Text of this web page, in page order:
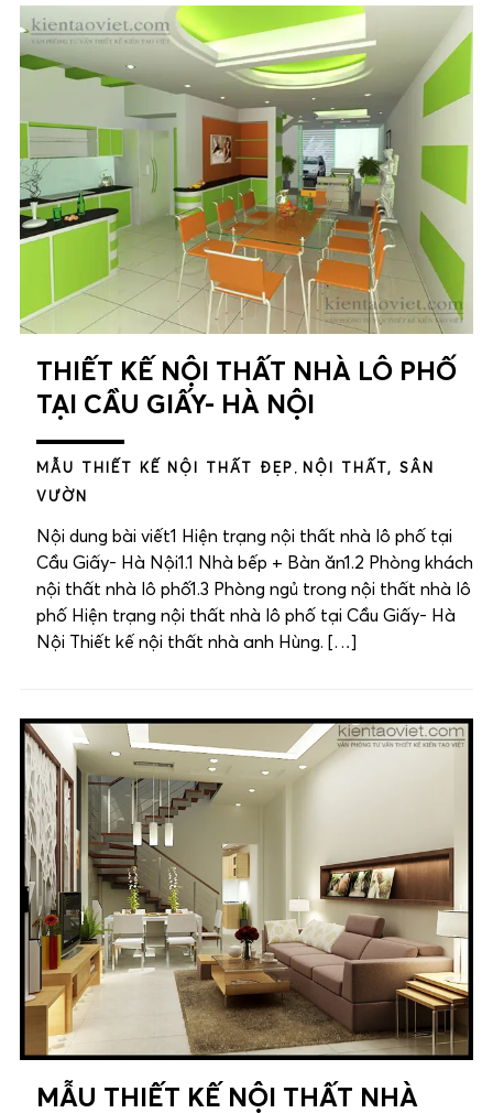
THIẾT KẾ NỘI THẤT NHÀ LÔ PHỐ
TẠI CẦU GIẤY- HÀ NỘI
MẪU THIẾT KẾ NỘI THẤT ĐẸP , NỘI THẤT, SÂN
VƯỜN
Nội dung bài viết1 Hiện trạng nội thất nhà lô phố tại
Cầu Giấy- Hà Nội1.1 Nhà bếp + Bàn ăn1.2 Phòng khách
nội thất nhà lô phố1.3 Phòng ngủ trong nội thất nhà lô
phố Hiện trạng nội thất nhà lô phố tại Cầu Giấy- Hà
Nội Thiết kế nội thất nhà anh Hùng. […]
MẪU THIẾT KẾ NỘI THẤT NHÀ